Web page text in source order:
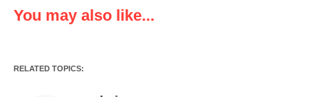
Babakanlor Kecamatan Cikeudal Kabupaten Pandeglang
Provinsi Banten Gabungan Wartawan Banten mendatangi rumah
Selain itu, Jurnalis Banten Bersatu memberikan Bantuan Berupa
Uang Tunai untuk sedikit membantu meringankan keluarga yang
You may also like...
RELATED TOPICS: